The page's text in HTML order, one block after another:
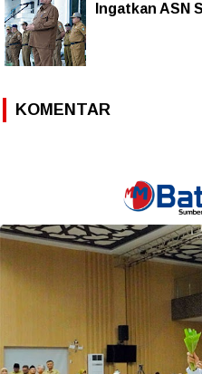
Ingatkan ASN
KOMENTAR